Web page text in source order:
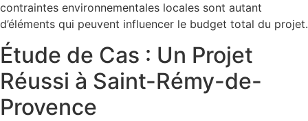
contraintes environnementales locales sont autant
d’éléments qui peuvent influencer le budget total du projet.
Étude de Cas : Un Projet
Réussi à Saint-Rémy-de-
Provence